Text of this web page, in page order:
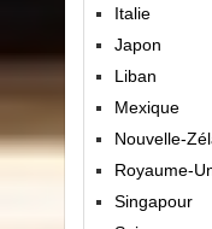
Italie
Japon
Liban
Mexique
Nouvelle-
Royaume-
Singapour